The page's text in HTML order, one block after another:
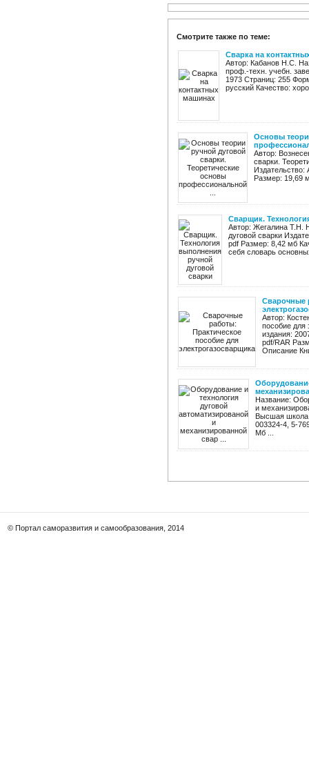
Смотрите также по теме:
Сварка на
Автор: Кабанов Н.С.
проф.-техн. учебн.
1973 Страниц: 255
русский Качество:
Основы
Автор:
сварки.
Издательство:
Размер: 19,69
Сварщик.
Автор: Жегалина Т.Н.
дуговой сварки
pdf Размер: 8,42 мб
себя словарь
Сварочные
Автор:
пособие для
издания:
pdf/RAR
Описание
Название:
и
Высшая
003324-4, 5-
Мб ...
© Портал саморазвития и самообразования, 2014